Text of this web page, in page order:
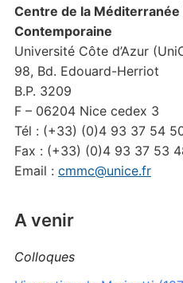
Centre de la
Contemporaine
Université Côte d’Azur
98, Bd. Edouard-Herriot
B.P. 3209
F – 06204 Nice cedex 3
Tél : (+33) (0)4 93 37 54
Fax : (+33) (0)4 93 37 53
Email : cmmc@unice.fr
A venir
Colloques